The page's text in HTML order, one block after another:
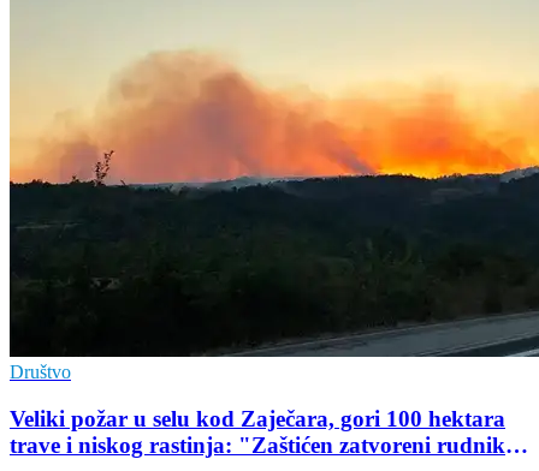
Društvo
Veliki požar u selu kod Zaječara, gori 100 hektara
trave i niskog rastinja: "Zaštićen zatvoreni rudnik